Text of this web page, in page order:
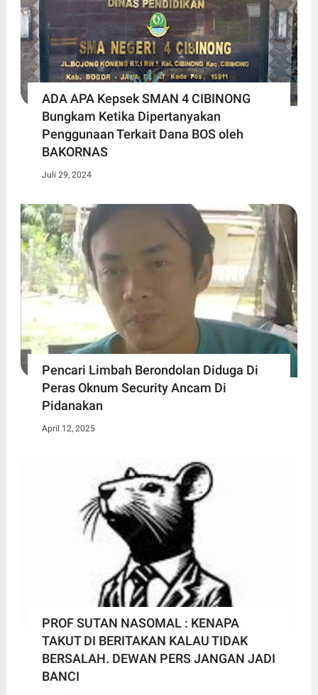
ADA APA Kepsek SMAN 4 CIBINONG
Bungkam Ketika Dipertanyakan
Penggunaan Terkait Dana BOS oleh
BAKORNAS
Juli 29, 2024
Pencari Limbah Berondolan Diduga Di
Peras Oknum Security Ancam Di
Pidanakan
April 12, 2025
PROF SUTAN NASOMAL : KENAPA
TAKUT DI BERITAKAN KALAU TIDAK
BERSALAH. DEWAN PERS JANGAN JADI
BANCI